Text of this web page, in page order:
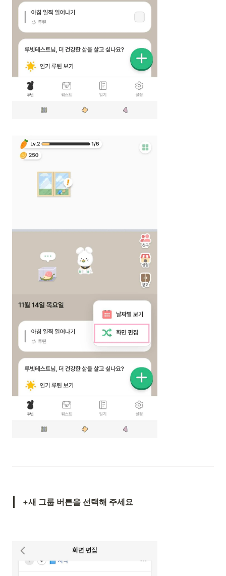
+새 그룹 버튼을 선택해 주세요